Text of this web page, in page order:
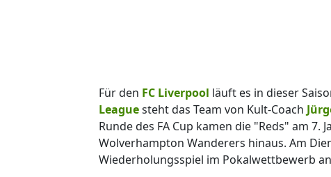
Für den FC Liverpool läuft es in dieser
Leaguesteht das Team von Kult-Coach
Runde des FA Cup kamen die "Reds" am
Wolverhampton Wanderers hinaus. Am
Wiederholungsspiel im Pokalwettbewerb